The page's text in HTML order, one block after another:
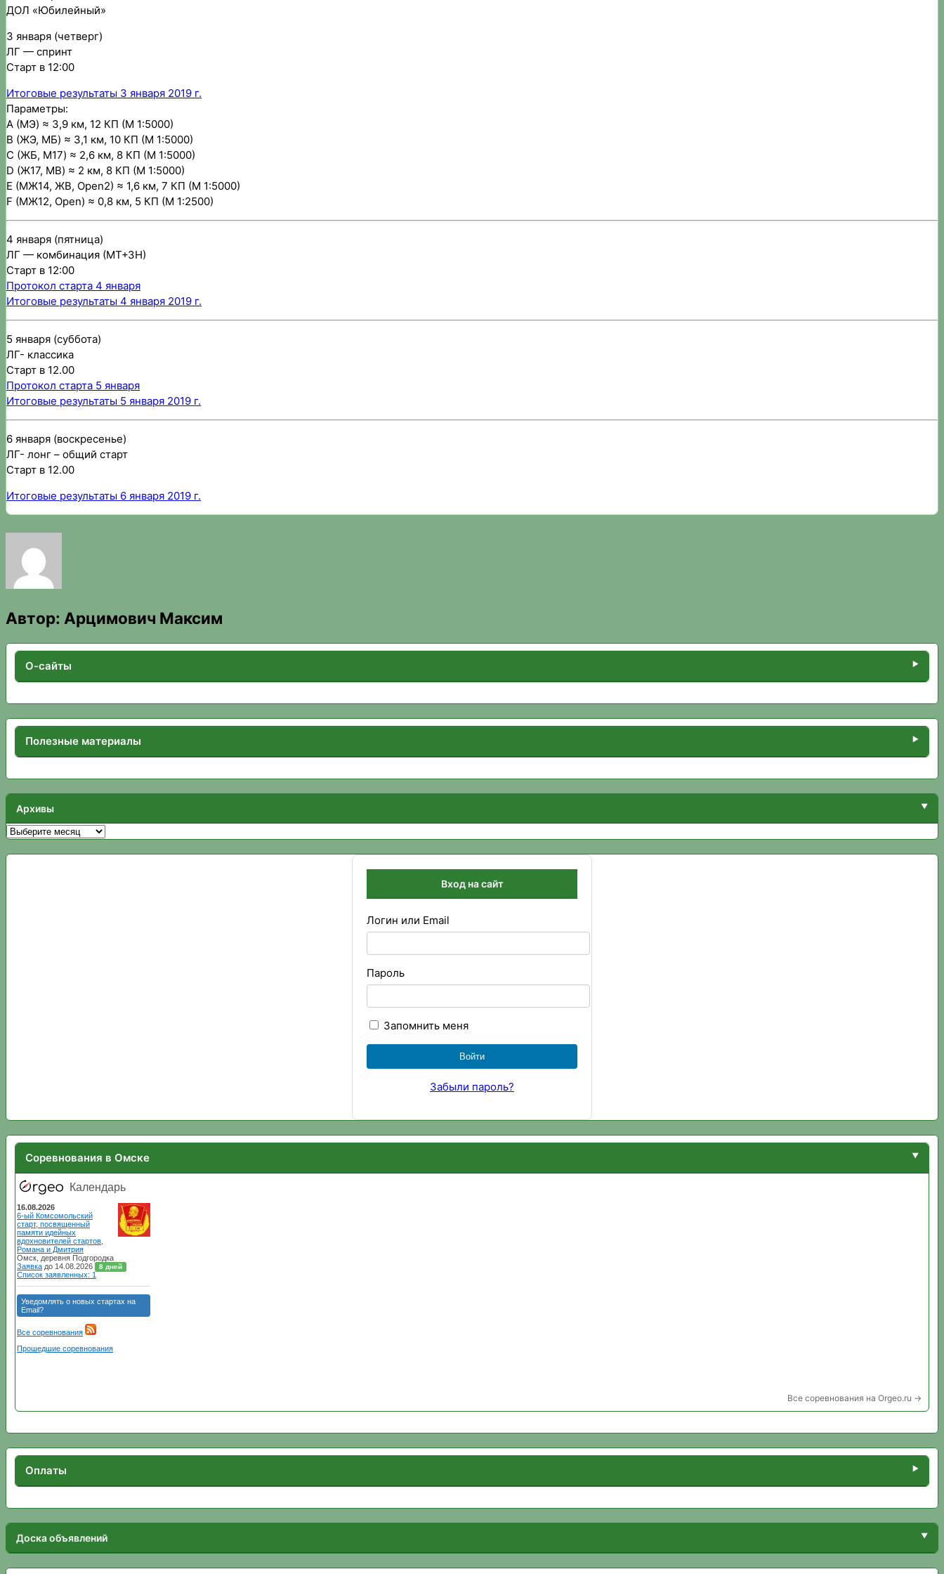
ДОЛ «Юбилейный»
3 января (четверг)
ЛГ — спринт
Старт в 12:00
Итоговые результаты 3 января 2019 г.
Параметры:
A (МЭ) ≈ 3,9 км, 12 КП (М 1:5000)
B (ЖЭ, МБ) ≈ 3,1 км, 10 КП (М 1:5000)
C (ЖБ, М17) ≈ 2,6 км, 8 КП (М 1:5000)
D (Ж17, МВ) ≈ 2 км, 8 КП (М 1:5000)
E (МЖ14, ЖВ, Open2) ≈ 1,6 км, 7 КП (М 1:5000)
F (МЖ12, Open) ≈ 0,8 км, 5 КП (М 1:2500)
4 января (пятница)
ЛГ — комбинация (МТ+ЗН)
Старт в 12:00
Протокол старта 4 января
Итоговые результаты 4 января 2019 г.
5 января (суббота)
ЛГ- классика
Старт в 12.00
Протокол старта 5 января
Итоговые результаты 5 января 2019 г.
6 января (воскресенье)
ЛГ- лонг – общий старт
Старт в 12.00
Итоговые результаты 6 января 2019 г.
Автор: Арцимович Максим
О-сайты
Полезные материалы
Архивы
Архивы
Вход на сайт
Логин или Email
Пароль
Запомнить меня
Забыли пароль?
Соревнования в Омске
Все соревнования на Orgeo.ru →
Оплаты
Доска объявлений